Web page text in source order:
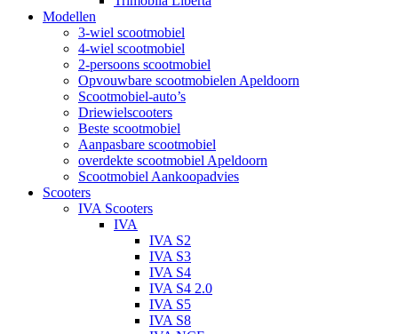
Modellen
3-wiel scootmobiel
4-wiel scootmobiel
2-persoons scootmobiel
Opvouwbare scootmobielen Apeldoorn
Scootmobiel-auto’s
Driewielscooters
Beste scootmobiel
Aanpasbare scootmobiel
overdekte scootmobiel Apeldoorn
Scootmobiel Aankoopadvies
Scooters
IVA Scooters
IVA
IVA S2
IVA S3
IVA S4
IVA S4 2.0
IVA S5
IVA S8